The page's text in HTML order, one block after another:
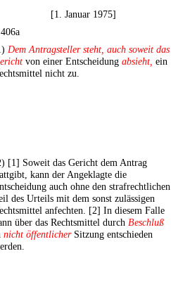
[1. Januar 1975]
Dem Antragsteller steht, auch soweit das
von einer Entscheidung absieht, ein
nicht zu.
[1] Soweit das Gericht dem Antrag
kann der Angeklagte die
auch ohne den strafrechtlichen
des Urteils mit dem sonst zulässigen
anfechten. [2] In diesem Falle
über das Rechtsmittel durch Beschluß
nicht öffentlicherSitzung entschieden